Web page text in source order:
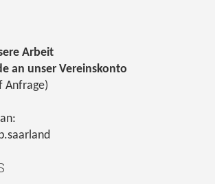
Arbeit
an unser Vereinskonto
Anfrage)